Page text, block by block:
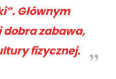
Głównym
zabawa,
fizycznej.